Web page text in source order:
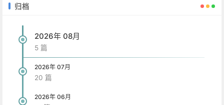
归档
2026年 08月
5 篇
2026年 07月
20 篇
2026年 06月